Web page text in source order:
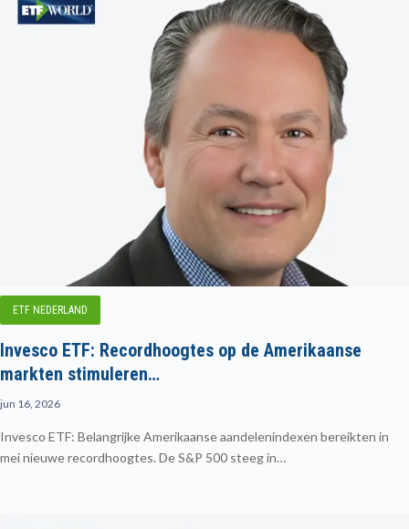
ETF NEDERLAND
Invesco ETF: Recordhoogtes op de Amerikaanse
markten stimuleren…
jun 16, 2026
Invesco ETF: Belangrijke Amerikaanse aandelenindexen bereikten in
mei nieuwe recordhoogtes. De S&P 500 steeg in…